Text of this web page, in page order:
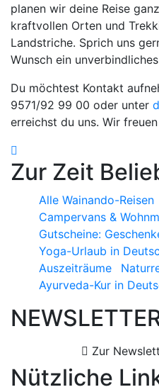
planen wir deine Reise
kraftvollen Orten und
Landstriche. Sprich uns
Wunsch ein
Du möchtest Kontakt
9571/92 99 00 oder unter
erreichst du uns. Wir
Zur Zeit
Alle Wainando-Reisen
Campervans &
Gutscheine:
Yoga-Urlaub in
Auszeiträume
Ayurveda-Kur in
Zur
Nützliche